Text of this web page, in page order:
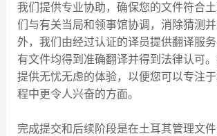
我们提供专业协助，确保您的文件符合
们与有关当局和领事馆协调，消除猜测
外，我们由经过认证的译员提供翻译服
有文件均得到准确翻译并得到法律认可
提供无忧无虑的体验，以便您可以专注
程中更令人兴奋的方面。
完成提交和后续阶段是在土耳其管理文